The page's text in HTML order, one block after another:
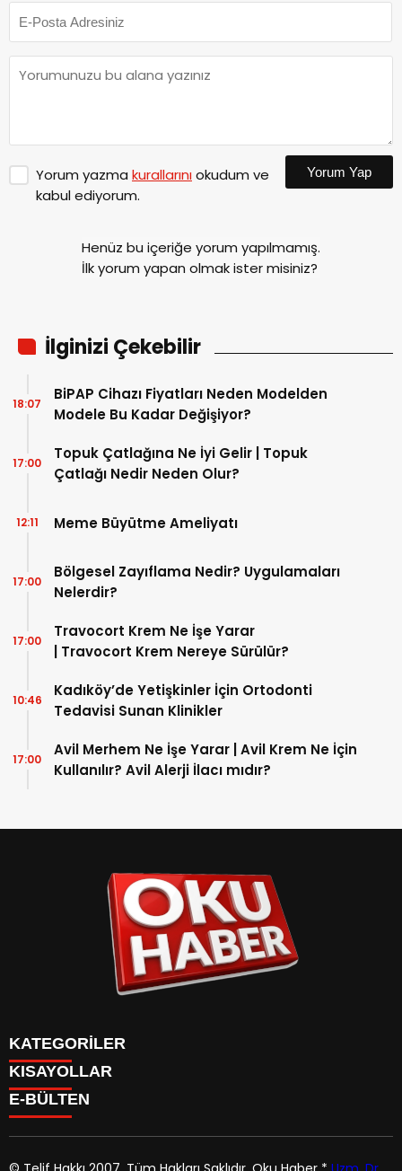
Yorum yazma kurallarınıokudum ve
kabul ediyorum.
Yorum Yap
Henüz bu içeriğe yorum yapılmamış.
İlk yorum yapan olmak ister misiniz?
İlginizi Çekebilir
BiPAP Cihazı Fiyatları Neden Modelden
Modele Bu Kadar Değişiyor?
18:07
Topuk Çatlağına Ne İyi Gelir | Topuk
Çatlağı Nedir Neden Olur?
17:00
Meme Büyütme Ameliyatı
12:11
Bölgesel Zayıflama Nedir? Uygulamaları
Nelerdir?
17:00
Travocort Krem Ne İşe Yarar
| Travocort Krem Nereye Sürülür?
17:00
Kadıköy’de Yetişkinler İçin Ortodonti
Tedavisi Sunan Klinikler
10:46
Avil Merhem Ne İşe Yarar | Avil Krem Ne İçin
Kullanılır? Avil Alerji İlacı mıdır?
17:00
KATEGORİLER
ANASAYFA
Gündem
Politika
KISAYOLLAR
ANASAYFA
Gündem
E-BÜLTEN